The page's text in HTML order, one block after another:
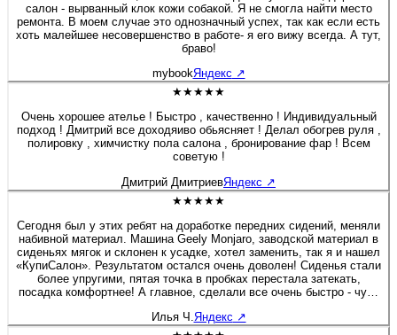
салон - вырванный клок кожи собакой. Я не смогла найти место
ремонта. В моем случае это однозначный успех, так как если есть
хоть малейшее несовершенство в работе- я его вижу всегда. А тут,
браво!
mybookЯндекс ↗
★★★★★
Очень хорошее ателье ! Быстро , качественно ! Индивидуальный
подход ! Дмитрий все доходяиво обьясняет ! Делал обогрев руля ,
полировку , химчистку пола салона , бронирование фар ! Всем
советую !
Дмитрий ДмитриевЯндекс ↗
★★★★★
Сегодня был у этих ребят на доработке передних сидений, меняли
набивной материал. Машина Geely Monjaro, заводской материал в
сиденьях мягок и склонен к усадке, хотел заменить, так я и нашел
«КупиСалон». Результатом остался очень доволен! Сиденья стали
более упругими, пятая точка в пробках перестала затекать,
посадка комфортнее! А главное, сделали все очень быстро - чуть
короткая экскурсия по производственным цехам. Действительно
люди «болеют» своим делом, а это редкость! Очень приятная
Илья Ч.Яндекс ↗